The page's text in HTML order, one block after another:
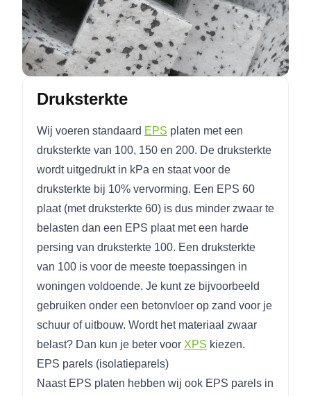
Druksterkte
Wij voeren standaard EPS platen met een
druksterkte van 100, 150 en 200. De druksterkte
wordt uitgedrukt in kPa en staat voor de
druksterkte bij 10% vervorming. Een EPS 60
plaat (met druksterkte 60) is dus minder zwaar te
belasten dan een EPS plaat met een harde
persing van druksterkte 100. Een druksterkte
van 100 is voor de meeste toepassingen in
woningen voldoende. Je kunt ze bijvoorbeeld
gebruiken onder een betonvloer op zand voor je
schuur of uitbouw. Wordt het materiaal zwaar
belast? Dan kun je beter voor XPS kiezen.
EPS parels (isolatieparels)
Naast EPS platen hebben wij ook EPS parels in